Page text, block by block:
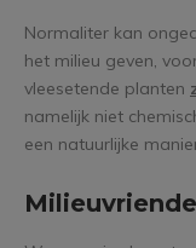
Normaliter kan
het milieu geven,
vleesetende planten
namelijk niet
een natuurlijke